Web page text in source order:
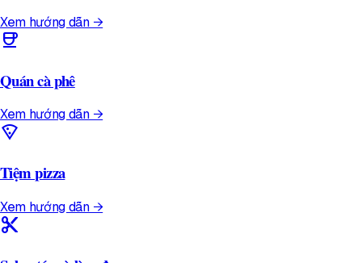
Xem hướng dẫn →
coffee
Quán cà phê
Xem hướng dẫn →
local_pizza
Tiệm pizza
Xem hướng dẫn →
content_cut